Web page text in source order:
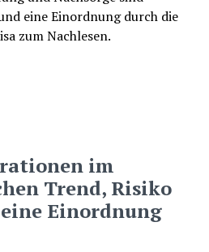
im
Trend, Risiko
Einordnung